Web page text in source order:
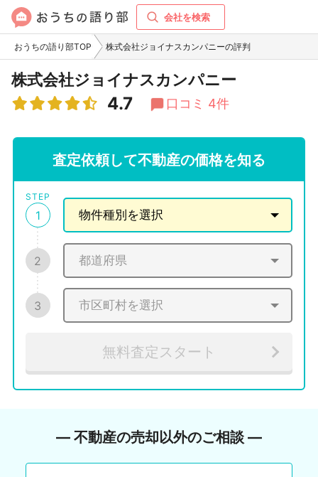
会社を検索
おうちの語り部TOP 株式会社ジョイナスカンパニーの評判
株式会社ジョイナスカンパニー
4.7 口コミ 4件
査定依頼して不動産の価格を知る
STEP
1
2
3
無料査定スタート
― 不動産の売却以外のご相談 ―